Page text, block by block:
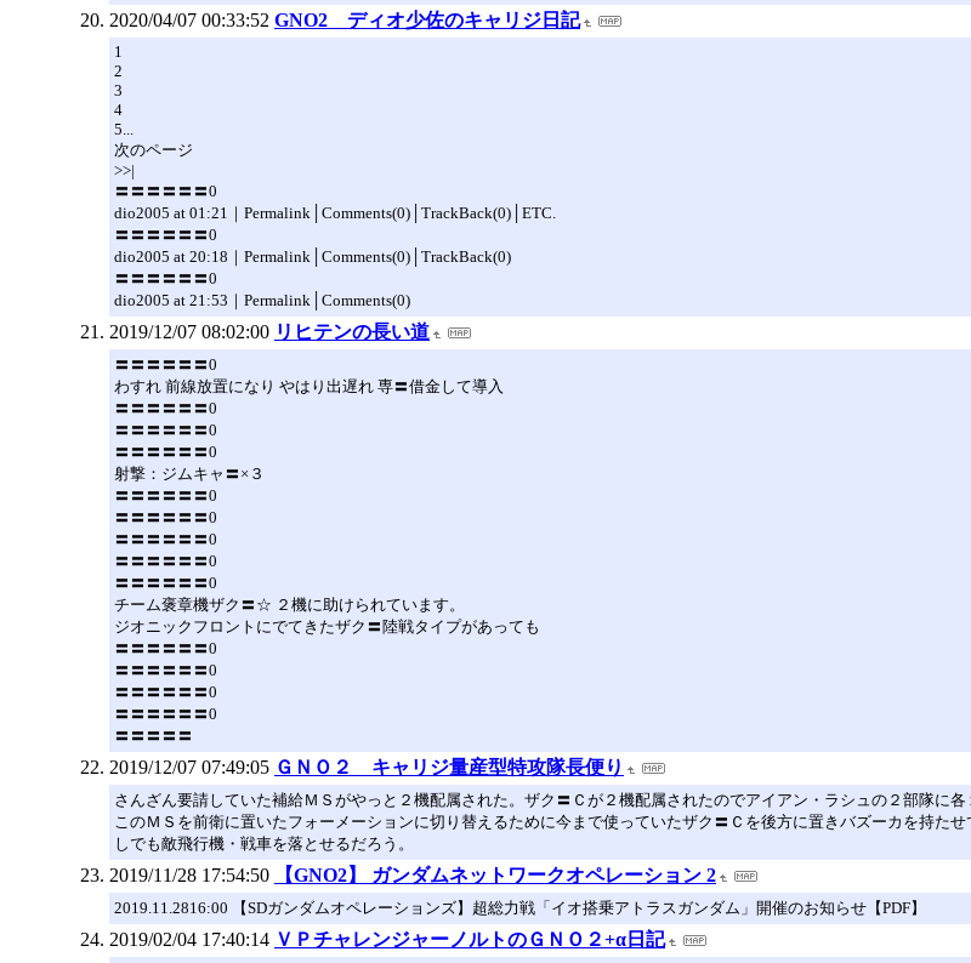
2020/04/07 00:33:52 GNO2 ディオ少佐のキャリジ日記
1
2
3
4
5...
次のページ
>>|
〓〓〓〓〓〓0
dio2005 at 01:21｜Permalink│Comments(0)│TrackBack(0)│ETC.
〓〓〓〓〓〓0
dio2005 at 20:18｜Permalink│Comments(0)│TrackBack(0)
〓〓〓〓〓〓0
dio2005 at 21:53｜Permalink│Comments(0)
2019/12/07 08:02:00 リヒテンの長い道
〓〓〓〓〓〓0
わすれ 前線放置になり やはり出遅れ 専〓借金して導入
〓〓〓〓〓〓0
〓〓〓〓〓〓0
〓〓〓〓〓〓0
射撃：ジムキャ〓×３
〓〓〓〓〓〓0
〓〓〓〓〓〓0
〓〓〓〓〓〓0
〓〓〓〓〓〓0
〓〓〓〓〓〓0
チーム褒章機ザク〓☆ ２機に助けられています。
ジオニックフロントにでてきたザク〓陸戦タイプがあっても
〓〓〓〓〓〓0
〓〓〓〓〓〓0
〓〓〓〓〓〓0
〓〓〓〓〓〓0
〓〓〓〓〓
2019/12/07 07:49:05 ＧＮＯ２ キャリジ量産型特攻隊長便り
さんざん要請していた補給ＭＳがやっと２機配属された。ザク〓Ｃが２機配属されたのでアイアン・ラシュの２部隊に各
このＭＳを前衛に置いたフォーメーションに切り替えるために今まで使っていたザク〓Ｃを後方に置きバズーカを持た
しでも敵飛行機・戦車を落とせるだろう。
2019/11/28 17:54:50 【GNO2】 ガンダムネットワークオペレーション 2
2019.11.2816:00 【SDガンダムオペレーションズ】超総力戦「イオ搭乗アトラスガンダム」開催のお知らせ【PDF】
2019/02/04 17:40:14 ＶＰチャレンジャーノルトのＧＮＯ２+α日記